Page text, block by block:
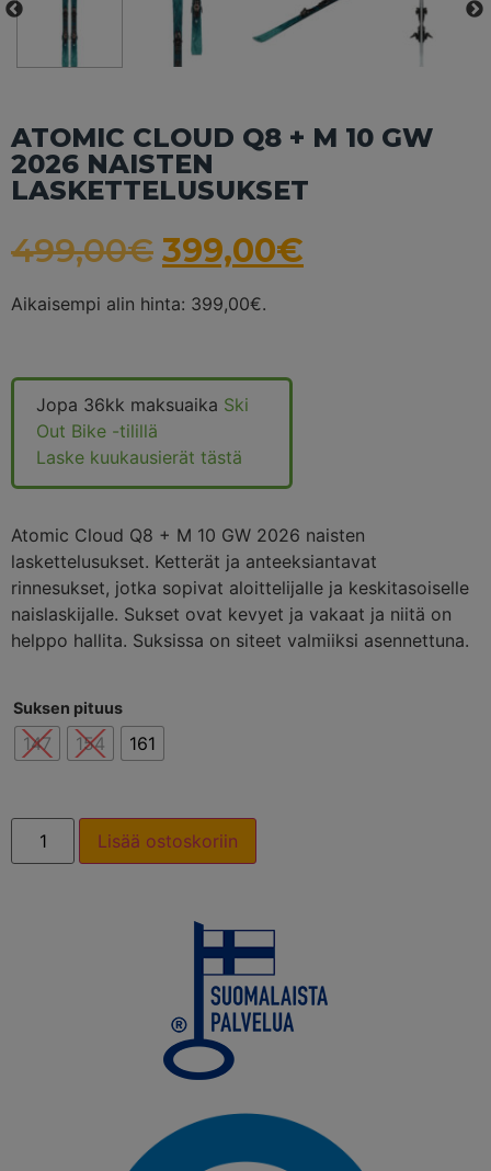
ATOMIC CLOUD Q8 + M 10 GW
2026 NAISTEN
LASKETTELUSUKSET
499,00€ 399,00€
Aikaisempi alin hinta: 399,00€.
Jopa 36kk maksuaika Ski
Out Bike -tilillä
Laske kuukausierät tästä
Atomic Cloud Q8 + M 10 GW 2026 naisten
laskettelusukset. Ketterät ja anteeksiantavat
rinnesukset, jotka sopivat aloittelijalle ja keskitasoiselle
naislaskijalle. Sukset ovat kevyet ja vakaat ja niitä on
helppo hallita. Suksissa on siteet valmiiksi asennettuna.
Suksen pituus
147 154 161
Lisää ostoskoriin